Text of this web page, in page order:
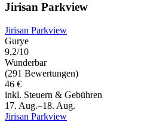
Jirisan Parkview
Jirisan Parkview
Gurye
9,2/10
Wunderbar
(291 Bewertungen)
46 €
inkl. Steuern & Gebühren
17. Aug.–18. Aug.
Jirisan Parkview